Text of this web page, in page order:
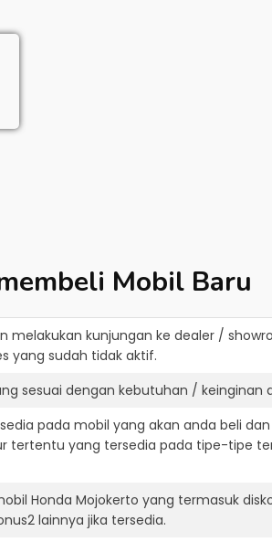
Mobil Baru
melakukan kunjungan ke dealer /
yang sudah tidak aktif.
sesuai dengan kebutuhan /
pada mobil yang akan anda beli
tertentu yang tersedia pada tipe-tipe
Honda Mojokerto yang termasuk
lainnya jika tersedia.